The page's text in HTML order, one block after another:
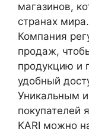
магазинов,
странах мира.
Компания
продаж,
продукцию и
удобный
Уникальным
покупателей
KARI можно